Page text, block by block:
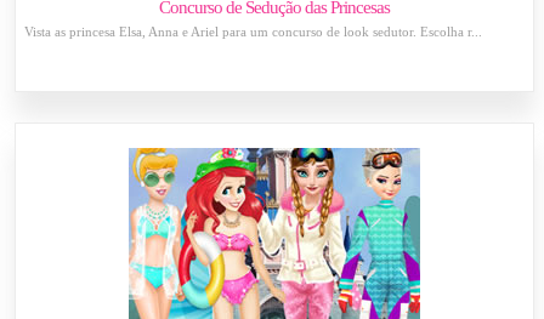
Concurso de Sedução das Princesas
Vista as princesa Elsa, Anna e Ariel para um concurso de look sedutor. Escolha r...